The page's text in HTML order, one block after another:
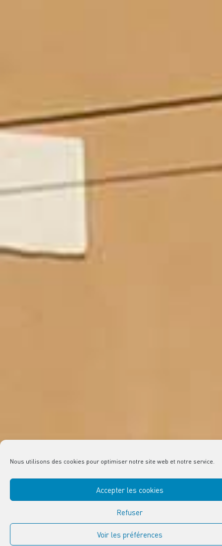
Nous utilisons des cookies pour optimiser notre site web et notre service.
Accepter les cookies
Refuser
Voir les préférences